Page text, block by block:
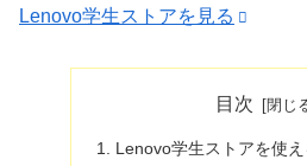
Lenovo学生ストアを見る
目次
Lenovo学生ストアを使